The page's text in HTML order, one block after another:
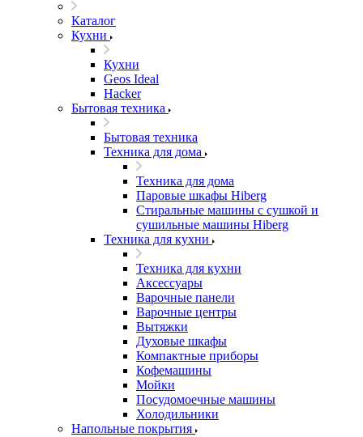
Каталог
Кухни
Кухни
Geos Ideal
Hacker
Бытовая техника
Бытовая техника
Техника для дома
Техника для дома
Паровые шкафы Hiberg
Стиральные машины с сушкой и
сушильные машины Hiberg
Техника для кухни
Техника для кухни
Аксессуары
Варочные панели
Варочные центры
Вытяжки
Духовые шкафы
Компактные приборы
Кофемашины
Мойки
Посудомоечные машины
Холодильники
Напольные покрытия